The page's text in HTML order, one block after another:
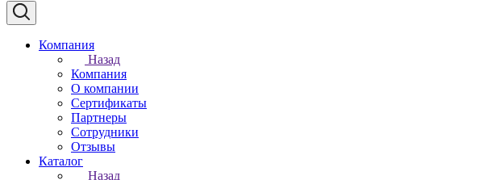
Компания
Назад
Компания
О компании
Сертификаты
Партнеры
Сотрудники
Отзывы
Каталог
Назад